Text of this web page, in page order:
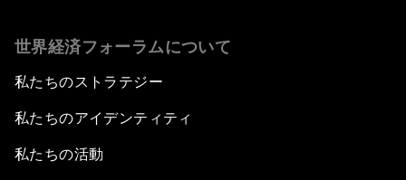
世界経済フォーラムについて
私たちのストラテジー
私たちのアイデンティティ
私たちの活動